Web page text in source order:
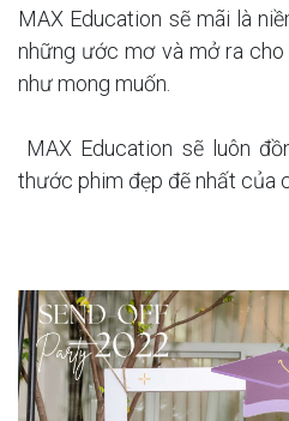
MAX Education sẽ mãi là
những ước mơ và mở ra
như mong muốn.
MAX Education sẽ luôn
thước phim đẹp đẽ nhất của